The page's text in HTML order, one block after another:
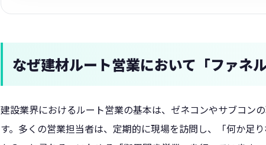
なぜ建材ルート営業において「ファネ
建設業界におけるルート営業の基本は、ゼネコンやサブコン
す。多くの営業担当者は、定期的に現場を訪問し、「何か足